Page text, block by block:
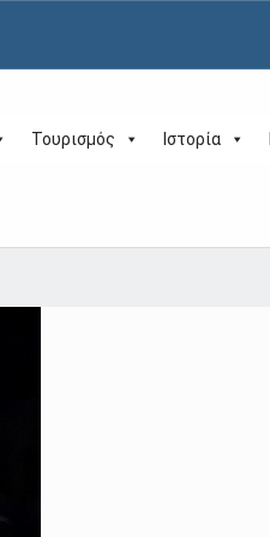
Τουρισμός Ιστορία